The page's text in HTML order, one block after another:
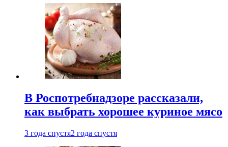
В Роспотребнадзоре рассказали,
как выбрать хорошее куриное мясо
3 года спустя2 года спустя